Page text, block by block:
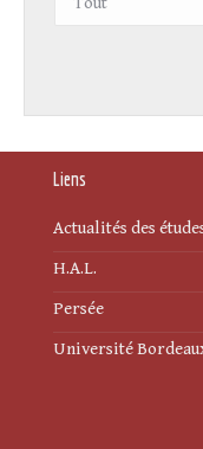
Liens
Actualités des
H.A.L.
Persée
Université